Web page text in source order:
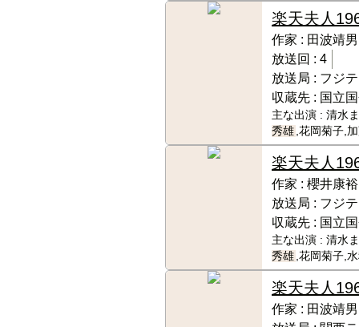
楽天夫人
作家 : 田波靖
放送回 : 4
放送局 : フジ
収蔵先 : 国立
主な出演 : 清水
秀雄 ,花岡菊子,
楽天夫人
作家 : 櫻井康裕
放送局 : フジ
収蔵先 : 国立
主な出演 : 清水
秀雄 ,花岡菊子,
楽天夫人
作家 : 田波靖男